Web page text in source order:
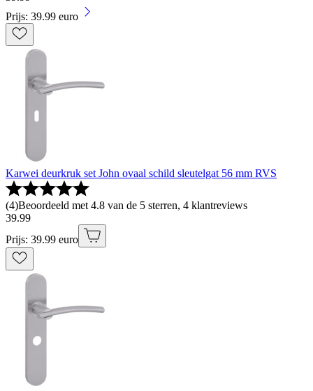
Prijs: 39.99 euro
Karwei deurkruk set John ovaal schild sleutelgat 56 mm RVS
(4)Beoordeeld met 4.8 van de 5 sterren, 4 klantreviews
39.99
Prijs: 39.99 euro